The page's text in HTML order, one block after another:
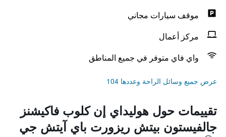
موقف سيارات مجاني
مركز أعمال
واي فاي متوفر في جميع المناطق
عرض جميع وسائل الراحة وعددها 104
تقييمات حول هوليداي إن كلوب فاكيشنز
جالفيستون بيتش ريزورت باي آيتش جي